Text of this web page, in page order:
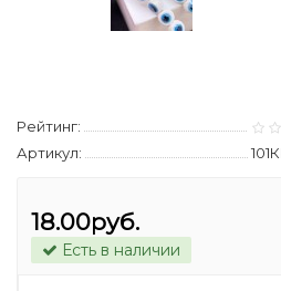
Рейтинг:
Артикул:
18.00руб.
Есть в наличии